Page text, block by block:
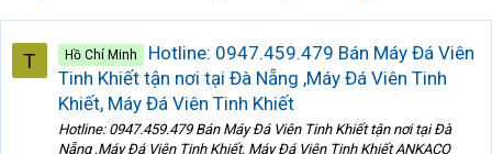
T Hồ Chí Minh
Hotline: 0947.459.479 Bán Máy Đá Viên
Tinh Khiết tận nơi tại Đà Nẵng ,Máy Đá Viên Tinh
Khiết, Máy Đá Viên Tinh Khiết
Hotline: 0947.459.479 Bán Máy Đá Viên Tinh Khiết tận nơi tại Đà
Nẵng ,Máy Đá Viên Tinh Khiết, Máy Đá Viên Tinh Khiết ANKACO